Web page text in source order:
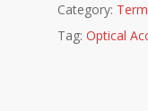
Category:
Tag: Optical